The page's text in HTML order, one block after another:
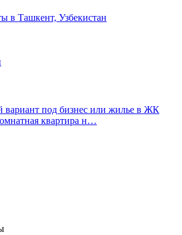
под бизнес или жилье в ЖК
квартира н…